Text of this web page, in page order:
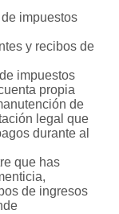
impuestos
y recibos de
impuestos
propia
de
legal que
durante al
que has
de ingresos